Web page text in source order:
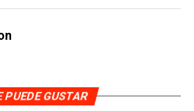
PUEDE GUSTAR